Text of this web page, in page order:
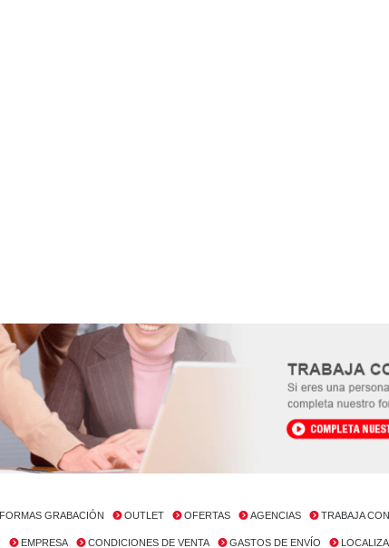
FORMAS GRABACIÓN OUTLET OFERTAS AGENCIAS TRABAJA
EMPRESA CONDICIONES DE VENTA GASTOS DE ENVÍO